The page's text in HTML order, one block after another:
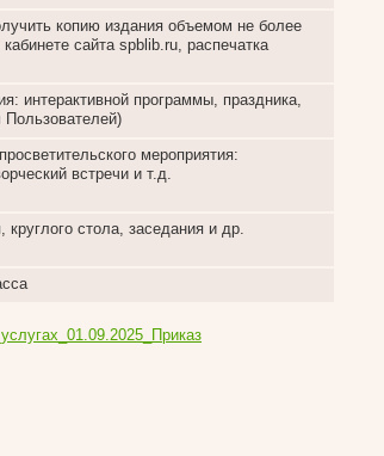
копию издания объемом не более
сайта spblib.ru, распечатка
интерактивной программы, праздника,
Пользователей)
мероприятия:
встречи и т.д.
стола, заседания и др.